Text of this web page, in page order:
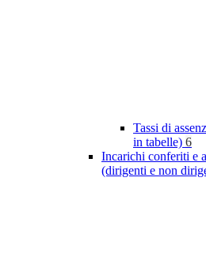
Tassi di
in tabelle) 6
Incarichi conferiti e
(dirigenti e non